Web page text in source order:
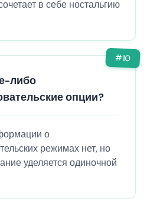
в себе ностальгию
#10
либо
опции?
о
режимах нет, но
уделяется одиночной